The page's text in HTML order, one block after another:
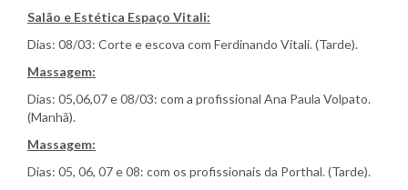
Salão e Estética Espaço Vitali:
Dias: 08/03: Corte e escova com Ferdinando Vitali. (Tarde).
Massagem:
Dias: 05,06,07 e 08/03: com a profissional Ana Paula Volpato.
(Manhã).
Massagem:
Dias: 05, 06, 07 e 08: com os profissionais da Porthal. (Tarde).